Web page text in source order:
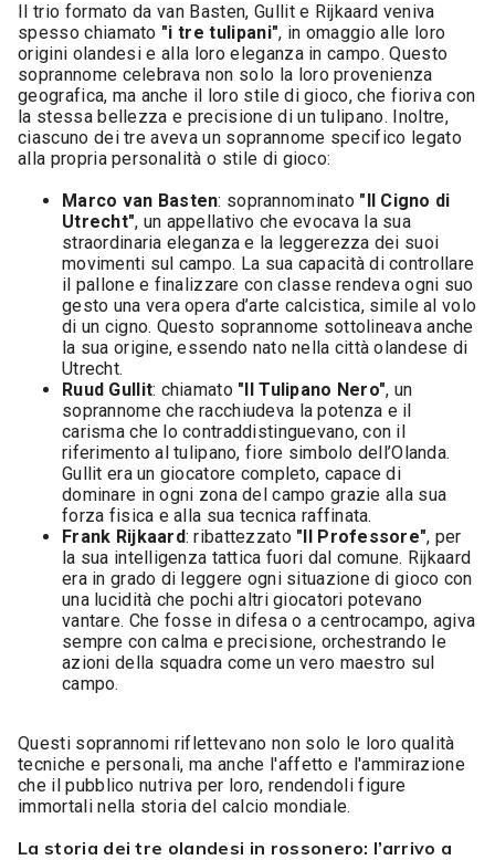
Il trio formato da van Basten, Gullit e Rijkaard veniva
spesso chiamato "i tre tulipani", in omaggio alle loro
origini olandesi e alla loro eleganza in campo. Questo
soprannome celebrava non solo la loro provenienza
geografica, ma anche il loro stile di gioco, che fioriva con
la stessa bellezza e precisione di un tulipano. Inoltre,
ciascuno dei tre aveva un soprannome specifico legato
alla propria personalità o stile di gioco:
Marco van Basten: soprannominato "Il Cigno di
Utrecht", un appellativo che evocava la sua
straordinaria eleganza e la leggerezza dei suoi
movimenti sul campo. La sua capacità di controllare
il pallone e finalizzare con classe rendeva ogni suo
gesto una vera opera d’arte calcistica, simile al volo
di un cigno. Questo soprannome sottolineava anche
la sua origine, essendo nato nella città olandese di
Utrecht.
Ruud Gullit: chiamato "Il Tulipano Nero", un
soprannome che racchiudeva la potenza e il
carisma che lo contraddistinguevano, con il
riferimento al tulipano, fiore simbolo dell’Olanda.
Gullit era un giocatore completo, capace di
dominare in ogni zona del campo grazie alla sua
forza fisica e alla sua tecnica raffinata.
Frank Rijkaard: ribattezzato "Il Professore", per
la sua intelligenza tattica fuori dal comune. Rijkaard
era in grado di leggere ogni situazione di gioco con
una lucidità che pochi altri giocatori potevano
vantare. Che fosse in difesa o a centrocampo, agiva
sempre con calma e precisione, orchestrando le
azioni della squadra come un vero maestro sul
campo.
Questi soprannomi riflettevano non solo le loro qualità
tecniche e personali, ma anche l'affetto e l'ammirazione
che il pubblico nutriva per loro, rendendoli figure
immortali nella storia del calcio mondiale.
La storia dei tre olandesi in rossonero: l’arrivo a